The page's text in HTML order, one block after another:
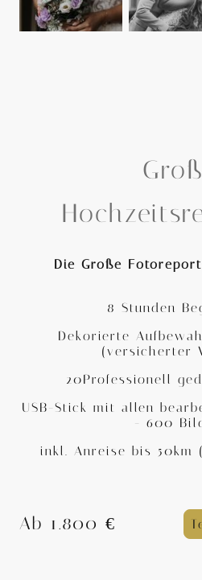
Die Große
8 Stunden
Dekorierte
(versicherter
20Professionell
USB-Stick mit allen
- 600
inkl. Anreise bis 50km
Ab 1.800 €